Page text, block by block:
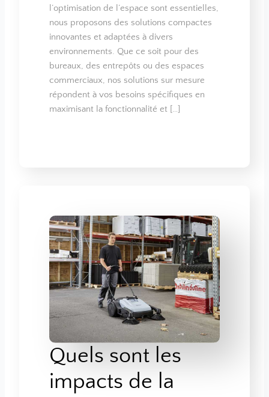
l’optimisation de l’espace sont essentielles,
nous proposons des solutions compactes
innovantes et adaptées à divers
environnements. Que ce soit pour des
bureaux, des entrepôts ou des espaces
commerciaux, nos solutions sur mesure
répondent à vos besoins spécifiques en
maximisant la fonctionnalité et […]
Quels sont les
impacts de la